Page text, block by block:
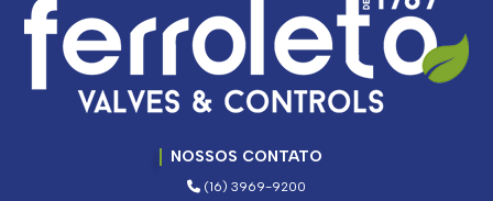
NOSSOS CONTATO
(16) 3969-9200